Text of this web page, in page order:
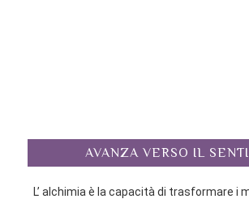
AVANZA VERSO IL
L’ alchimia è la capacità di trasformare i